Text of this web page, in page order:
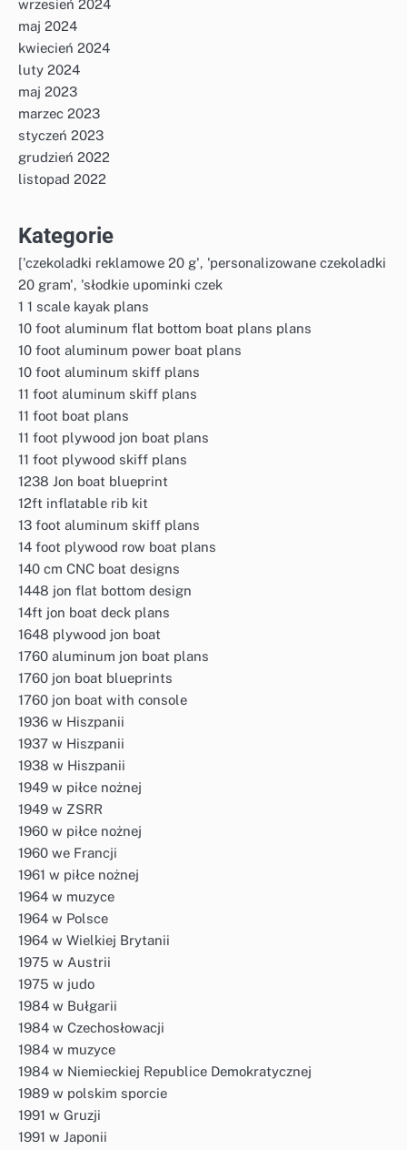
wrzesień 2024
maj 2024
kwiecień 2024
luty 2024
maj 2023
marzec 2023
styczeń 2023
grudzień 2022
listopad 2022
Kategorie
['czekoladki reklamowe 20 g', 'personalizowane czekoladki
20 gram', 'słodkie upominki czek
1 1 scale kayak plans
10 foot aluminum flat bottom boat plans plans
10 foot aluminum power boat plans
10 foot aluminum skiff plans
11 foot aluminum skiff plans
11 foot boat plans
11 foot plywood jon boat plans
11 foot plywood skiff plans
1238 Jon boat blueprint
12ft inflatable rib kit
13 foot aluminum skiff plans
14 foot plywood row boat plans
140 cm CNC boat designs
1448 jon flat bottom design
14ft jon boat deck plans
1648 plywood jon boat
1760 aluminum jon boat plans
1760 jon boat blueprints
1760 jon boat with console
1936 w Hiszpanii
1937 w Hiszpanii
1938 w Hiszpanii
1949 w piłce nożnej
1949 w ZSRR
1960 w piłce nożnej
1960 we Francji
1961 w piłce nożnej
1964 w muzyce
1964 w Polsce
1964 w Wielkiej Brytanii
1975 w Austrii
1975 w judo
1984 w Bułgarii
1984 w Czechosłowacji
1984 w muzyce
1984 w Niemieckiej Republice Demokratycznej
1989 w polskim sporcie
1991 w Gruzji
1991 w Japonii